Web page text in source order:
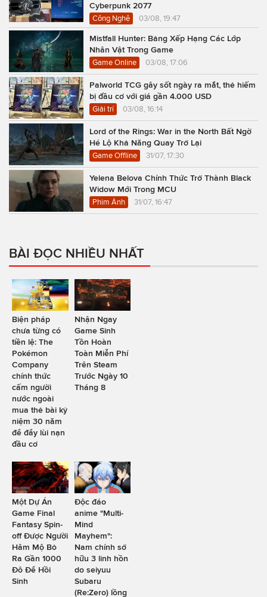
Cyberpunk 2077
Công Nghệ 03/08, 19:47
Mistfall Hunter: Bảng Xếp Hạng Các Lớp
Nhân Vật Trong Game
Game Online 03/08, 17:06
Palworld TCG gây sốt ngày ra mắt, thẻ hiếm
bị đầu cơ với giá gần 4.000 USD
Giải trí 03/08, 16:14
Lord of the Rings: War in the North Bất Ngờ
Hé Lộ Khả Năng Quay Trở Lại
Game Offline 31/07, 17:30
Yelena Belova Chính Thức Trở Thành Black
Widow Mới Trong MCU
Phim Ảnh 31/07, 16:47
BÀI ĐỌC NHIỀU NHẤT
Biện pháp
chưa từng có
tiền lệ: The
Pokémon
Company
chính thức
cấm người
nước ngoài
mua thẻ bài kỷ
niệm 30 năm
để đẩy lùi nạn
đầu cơ
Nhận Ngay
Game Sinh
Tồn Hoàn
Toàn Miễn Phí
Trên Steam
Trước Ngày 10
Tháng 8
Một Dự Án
Game Final
Fantasy Spin-
off Được Người
Hâm Mộ Bỏ
Ra Gần 1000
Đô Để Hồi
Sinh
Độc đáo
anime "Multi-
Mind
Mayhem":
Nam chính sở
hữu 3 linh hồn
do seiyuu
Subaru
(Re:Zero) lồng